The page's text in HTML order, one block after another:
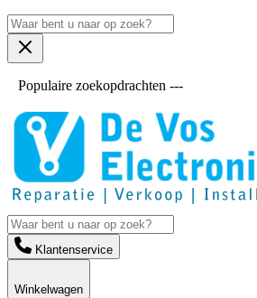
Populaire zoekopdrachten ---
Klantenservice
Winkelwagen